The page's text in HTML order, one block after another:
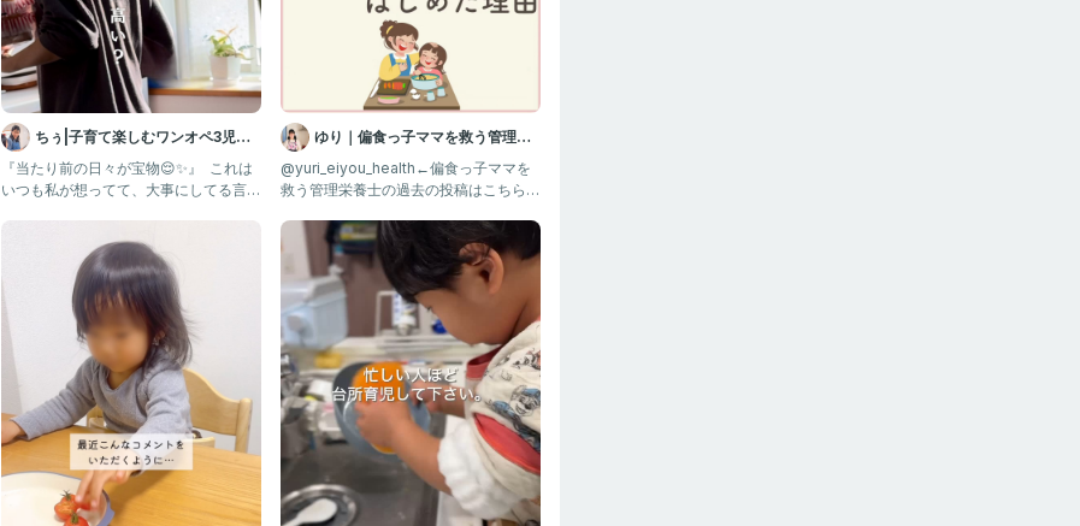
ちぅ|子育て楽しむワンオペ3児マ
マ
『当たり前の日々が宝物😌✨』 ⁡ これは
いつも私が想ってて、大事にしてる言
ゆり｜偏食っ子ママを救う管理栄
養士
@yuri_eiyou_health←偏食っ子ママを
救う管理栄養士の過去の投稿はこちらか